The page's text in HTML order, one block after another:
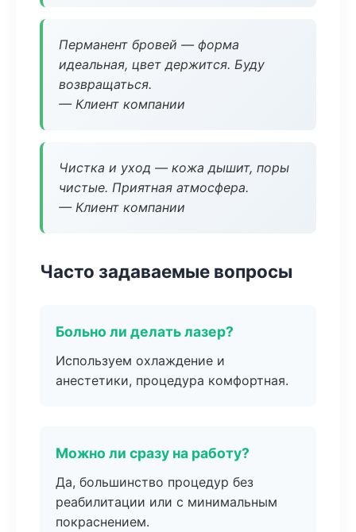
Перманент бровей — форма
идеальная, цвет держится. Буду
возвращаться.
— Клиент компании
Чистка и уход — кожа дышит, поры
чистые. Приятная атмосфера.
— Клиент компании
Часто задаваемые вопросы
Больно ли делать лазер?
Используем охлаждение и
анестетики, процедура комфортная.
Можно ли сразу на работу?
Да, большинство процедур без
реабилитации или с минимальным
покраснением.